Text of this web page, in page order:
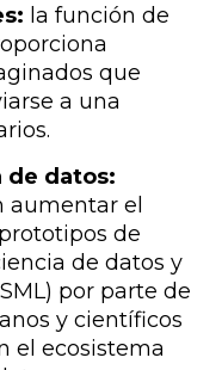
la función de
que
a una
de datos:
aumentar el
de
de datos y
por parte de
y científicos
el ecosistema